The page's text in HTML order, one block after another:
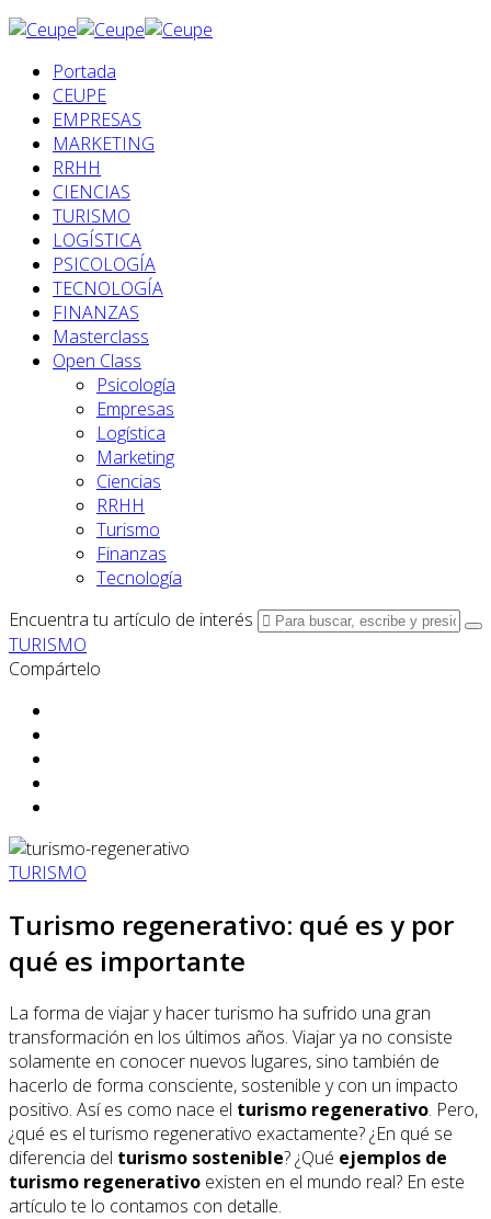
Portada
CEUPE
EMPRESAS
MARKETING
RRHH
CIENCIAS
TURISMO
LOGÍSTICA
PSICOLOGÍA
TECNOLOGÍA
FINANZAS
Masterclass
Open Class
Psicología
Empresas
Logística
Marketing
Ciencias
RRHH
Turismo
Finanzas
Tecnología
Encuentra tu artículo de interés
TURISMO
Compártelo
TURISMO
Turismo regenerativo: qué es y por
qué es importante
La forma de viajar y hacer turismo ha sufrido una gran
transformación en los últimos años. Viajar ya no consiste
solamente en conocer nuevos lugares, sino también de
hacerlo de forma consciente, sostenible y con un impacto
positivo. Así es como nace el turismo regenerativo. Pero,
¿qué es el turismo regenerativo exactamente? ¿En qué se
diferencia del turismo sostenible? ¿Qué ejemplos de
turismo regenerativo existen en el mundo real? En este
artículo te lo contamos con detalle.